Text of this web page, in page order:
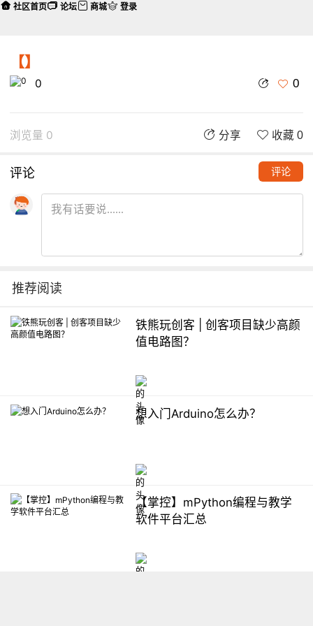
【】
0 0
浏览量 0 分享 收藏 0
评论 评论
推荐阅读
铁熊玩创客 | 创客项目缺少高颜
值电路图？
想入门Arduino怎么办？
【掌控】mPython编程与教学
软件平台汇总
社区首页 论坛 商城 登录